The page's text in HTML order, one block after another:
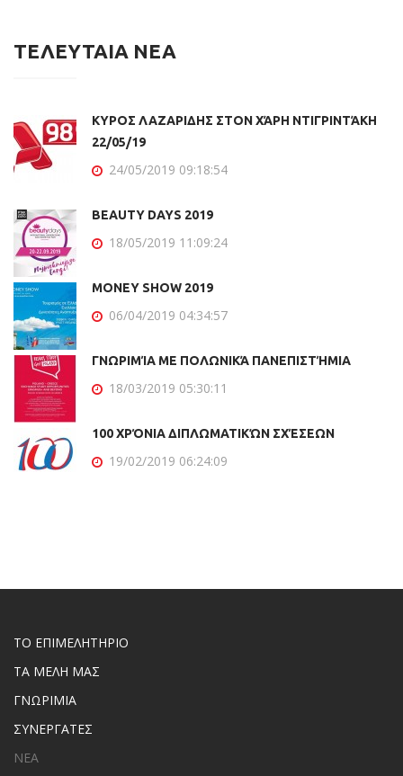
ΤΕΛΕΥΤΑΙΑ ΝΕΑ
ΚΥΡΟΣ ΛΑΖΑΡΙΔΗΣ ΣΤΟΝ ΧΆΡΗ ΝΤΙΓΡΙΝΤΆΚΗ
22/05/19
24/05/2019 09:18:54
BEAUTY DAYS 2019
18/05/2019 11:09:24
MONEY SHOW 2019
06/04/2019 04:34:57
ΓΝΩΡΙΜΊΑ ΜΕ ΠΟΛΩΝΙΚΆ ΠΑΝΕΠΙΣΤΉΜΙΑ
18/03/2019 05:30:11
100 ΧΡΌΝΙΑ ΔΙΠΛΩΜΑΤΙΚΏΝ ΣΧΈΣΕΩΝ
19/02/2019 06:24:09
ΤΟ ΕΠΙΜΕΛΗΤΗΡΙΟ
ΤΑ ΜΕΛΗ ΜΑΣ
ΓΝΩΡΙΜΙΑ
ΣΥΝΕΡΓΑΤΕΣ
ΝΕΑ